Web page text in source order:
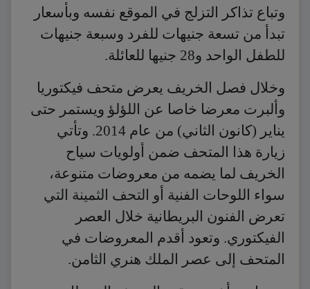
وتباع تذاكر التزلج في الموقع نفسه وبأسعار
تبدأ من تسعة جنيهات للفرد وسبعة جنيهات
للطفل الواحد و28 جنيها للعائلة.
وخلال فصل الخريف يعرض متحف فيكتوريا
وألبرت معرضا خاصا عن اللؤلؤ ويستمر حتى
يناير (كانون الثاني) من عام 2014. وتأتي
زيارة هذا المتحف ضمن أولويات سياح
الخريف لما يضمه من معروضات متنوعة،
سواء اللوحات الفنية أو التحف الثمينة التي
تعرض الفنون البريطانية خلال العصر
الفيكتوري. وتعود أقدم المعروضات في
المتحف إلى عصر الملك هنري الثامن.